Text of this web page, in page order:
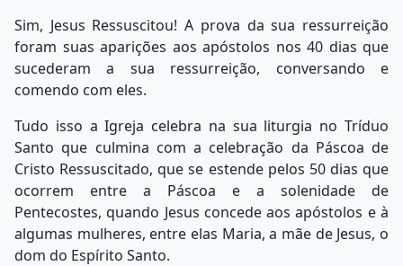
Sim, Jesus Ressuscitou! A prova da sua ressurreição
foram suas aparições aos apóstolos nos 40 dias que
sucederam a sua ressurreição, conversando e
comendo com eles.
Tudo isso a Igreja celebra na sua liturgia no Tríduo
Santo que culmina com a celebração da Páscoa de
Cristo Ressuscitado, que se estende pelos 50 dias que
ocorrem entre a Páscoa e a solenidade de
Pentecostes, quando Jesus concede aos apóstolos e à
algumas mulheres, entre elas Maria, a mãe de Jesus, o
dom do Espírito Santo.